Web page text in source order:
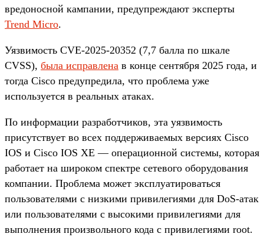
вредоносной кампании, предупреждают эксперты
Trend Micro.
Уязвимость CVE-2025-20352 (7,7 балла по шкале
CVSS), была исправлена в конце сентября 2025 года, и
тогда Cisco предупредила, что проблема уже
используется в реальных атаках.
По информации разработчиков, эта уязвимость
присутствует во всех поддерживаемых версиях Cisco
IOS и Cisco IOS XE — операционной системы, которая
работает на широком спектре сетевого оборудования
компании. Проблема может эксплуатироваться
пользователями с низкими привилегиями для DoS-атак
или пользователями с высокими привилегиями для
выполнения произвольного кода с привилегиями root.